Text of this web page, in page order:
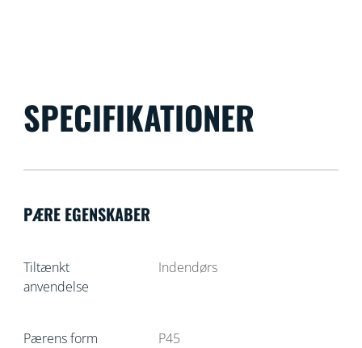
SPECIFIKATIONER
PÆRE EGENSKABER
Tiltænkt
anvendelse
Indendørs
Pærens form P45